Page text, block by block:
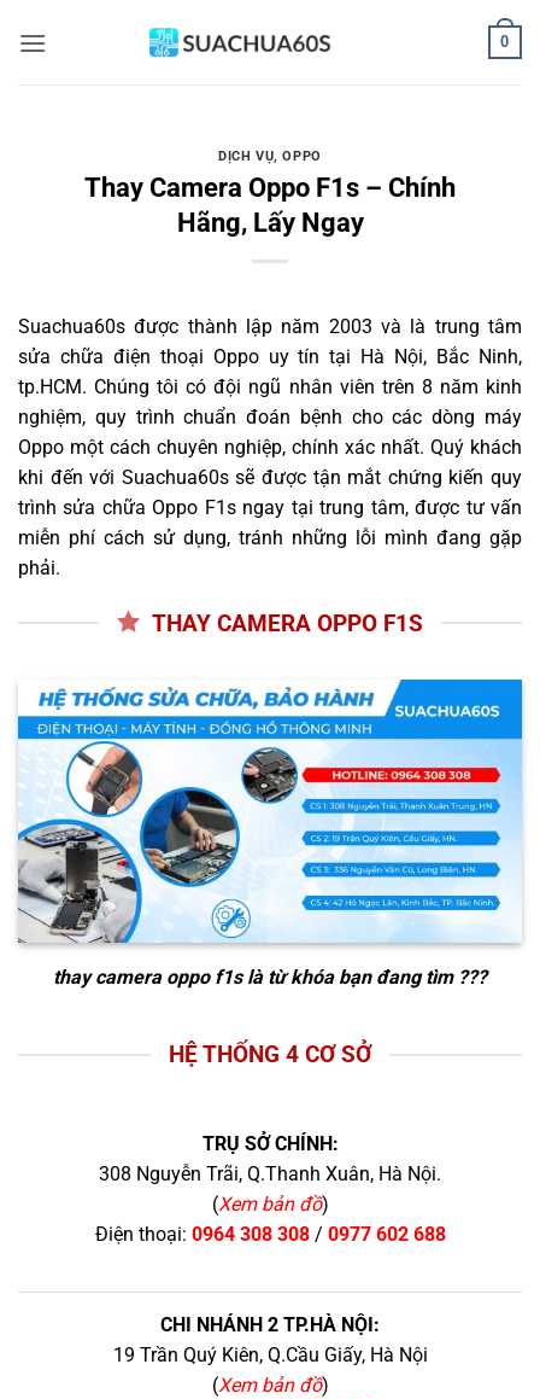
qua
0
DỊCH VỤ,OPPO
Thay Camera Oppo F1s – Chính
Hãng, Lấy Ngay
Suachua60s được thành lập năm 2003 và là trung tâm
sửa chữa điện thoại Oppo uy tín tại Hà Nội, Bắc Ninh,
tp.HCM. Chúng tôi có đội ngũ nhân viên trên 8 năm kinh
nghiệm, quy trình chuẩn đoán bệnh cho các dòng máy
Oppo một cách chuyên nghiệp, chính xác nhất. Quý khách
khi đến với Suachua60s sẽ được tận mắt chứng kiến quy
trình sửa chữa Oppo F1s ngay tại trung tâm, được tư vấn
miễn phí cách sử dụng, tránh những lỗi mình đang gặp
phải.
THAY CAMERA OPPO F1S
thay camera oppo f1slà từ khóa bạn đang tìm ???
HỆ THỐNG 4 CƠ SỞ
TRỤ SỞ CHÍNH:
308 Nguyễn Trãi, Q.Thanh Xuân, Hà Nội.
(Xem bản đồ)
Điện thoại: 0964 308 308/ 0977 602 688
CHI NHÁNH 2 TP.HÀ NỘI:
19 Trần Quý Kiên, Q.Cầu Giấy, Hà Nội
(Xem bản đồ)